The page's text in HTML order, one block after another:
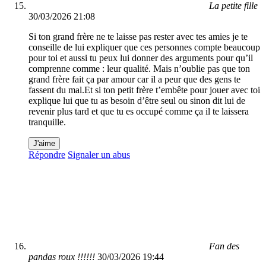
La petite fille
30/03/2026 21:08
Si ton grand frère ne te laisse pas rester avec tes amies je te
conseille de lui expliquer que ces personnes compte beaucoup
pour toi et aussi tu peux lui donner des arguments pour qu’il
comprenne comme : leur qualité. Mais n’oublie pas que ton
grand frère fait ça par amour car il a peur que des gens te
fassent du mal.Et si ton petit frère t’embête pour jouer avec toi
explique lui que tu as besoin d’être seul ou sinon dit lui de
revenir plus tard et que tu es occupé comme ça il te laissera
tranquille.
J'aime
Répondre Signaler un abus
Fan des
pandas roux !!!!!! 30/03/2026 19:44